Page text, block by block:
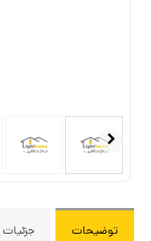
توضیحات